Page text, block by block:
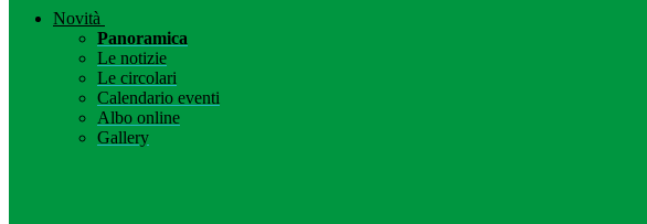
Novità
Panoramica
Le notizie
Le circolari
Calendario eventi
Albo online
Gallery